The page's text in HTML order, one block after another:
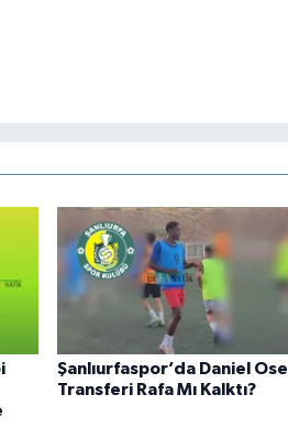
Şanlıurfaspor’da Daniel Ose
Transferi Rafa Mı Kalktı?